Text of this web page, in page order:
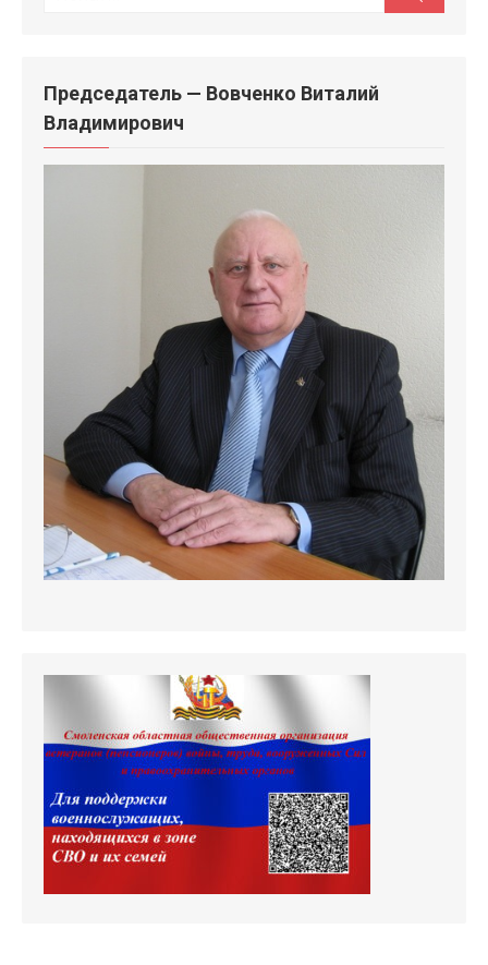
Председатель — Вовченко Виталий
Владимирович